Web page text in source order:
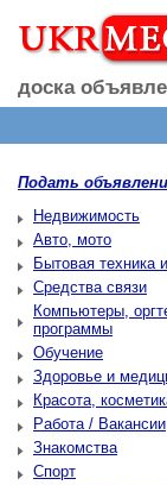
доска
Подать
Недвижимость
Авто, мото
Бытовая техника
Средства связи
Компьютеры,
программы
Обучение
Здоровье и
Красота,
Работа / Вакансии
Знакомства
Спорт